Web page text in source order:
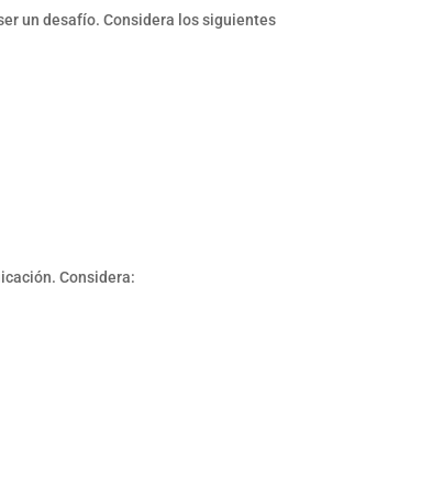
un desafío. Considera los siguientes
Considera: